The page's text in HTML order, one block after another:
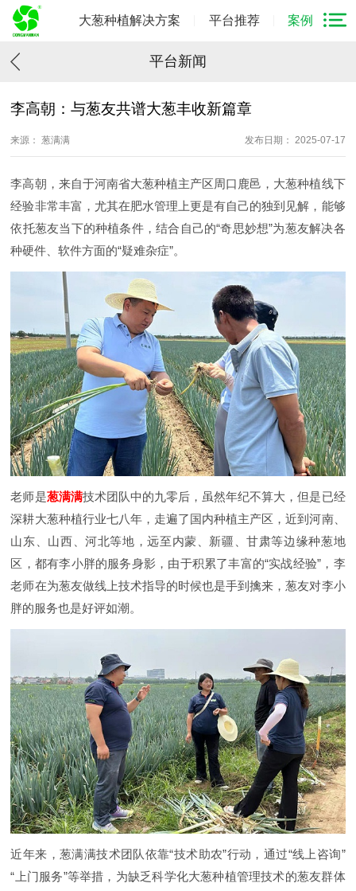
大葱种植解决方案 平台推荐 案例
平台新闻
李高朝：与葱友共谱大葱丰收新篇章
来源： 葱满满 发布日期： 2025-07-17
李高朝，来自于河南省大葱种植主产区周口鹿邑，大葱种植线下
经验非常丰富，尤其在肥水管理上更是有自己的独到见解，能够
依托葱友当下的种植条件，结合自己的“奇思妙想”为葱友解决各
种硬件、软件方面的“疑难杂症”。
老师是葱满满技术团队中的九零后，虽然年纪不算大，但是已经
深耕大葱种植行业七八年，走遍了国内种植主产区，近到河南、
山东、山西、河北等地，远至内蒙、新疆、甘肃等边缘种葱地
区，都有李小胖的服务身影，由于积累了丰富的“实战经验”，李
老师在为葱友做线上技术指导的时候也是手到擒来，葱友对李小
胖的服务也是好评如潮。
近年来，葱满满技术团队依靠“技术助农”行动，通过“线上咨询”
“上门服务”等举措，为缺乏科学化大葱种植管理技术的葱友群体